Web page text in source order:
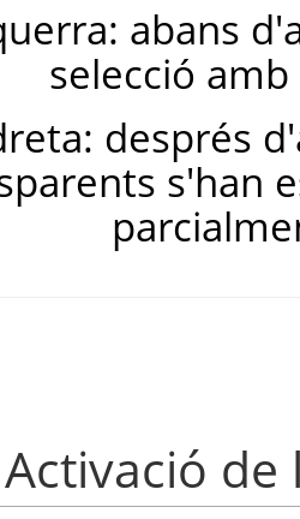
abans
selecció
després
s'han